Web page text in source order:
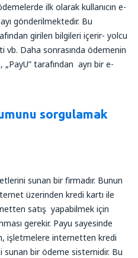
ilk olarak kullanıcın e-
gönderilmektedir. Bu
girilen bilgileri içerir- yolcu
vb. Daha sonrasında ödemenin
„PayU” tarafından ayrı bir e-
sorgulamak
sunan bir firmadır. Bunun
üzerinden kredi kartı ile
satış yapabilmek için
gerekir. Payu sayesinde
işletmelere internetten kredi
sunan bir ödeme sistemidir. Bu